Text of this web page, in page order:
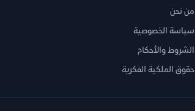
من نحن
سياسة الخصوصية
الشروط والأحكام
حقوق الملكية الفكرية